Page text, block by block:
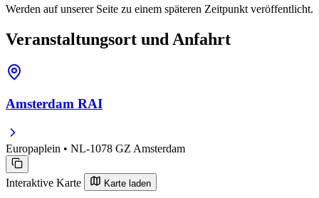
Werden auf unserer Seite zu einem späteren Zeitpunkt veröffentlicht.
Veranstaltungsort und Anfahrt
Amsterdam RAI
Europaplein • NL-1078 GZ Amsterdam
Interaktive Karte Karte laden